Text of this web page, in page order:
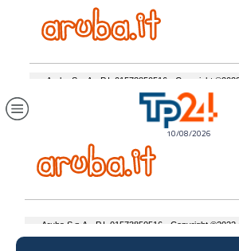
10/08/2026